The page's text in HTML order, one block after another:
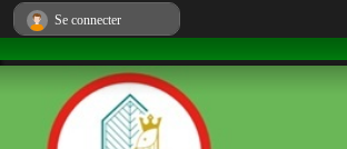
Se connecter
Panneau de gestion des cookies